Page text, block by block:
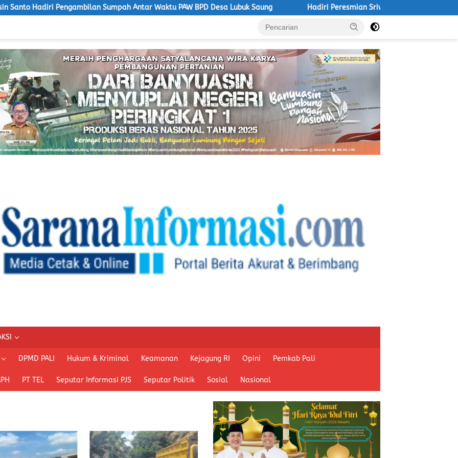
Sumpah Antar Waktu PAW BPD Desa Lubuk Saung Hadiri Peresmian Sriwijaya Kemampo, Wabup Neta Indian
DPMD PALI Hukum & Kriminal Keamanan Kejagung RI Opini Pemkab Pali
PT TEL Seputar Informasi PJS Seputar Politik Sosial Nasional